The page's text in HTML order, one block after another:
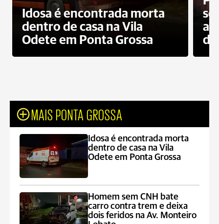
Idosa é encontrada morta
dentro de casa na Vila
Odete em Ponta Grossa
do
MAIS PONTA GROSSA
Idosa é encontrada morta
dentro de casa na Vila
Odete em Ponta Grossa
Homem sem CNH bate
carro contra trem e deixa
dois feridos na Av. Monteiro